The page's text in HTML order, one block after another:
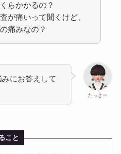
らかかるの？
が痛いって聞くけど、
痛みなの？
たっきー
にお答えして
こと